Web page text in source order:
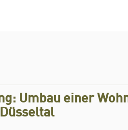
Umbau einer